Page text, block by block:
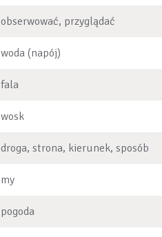
obserwować, przyglądać
woda (napój)
fala
wosk
droga, strona, kierunek, sposób
my
pogoda